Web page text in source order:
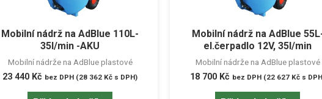
Mobilní nádrž na AdBlue 110L-
35l/min -AKU
Mobilní nádrže na AdBlue plastové
23 440 Kč bez DPH (28 362 Kč s DPH)
Mobilní nádrž na AdBlue
el.čerpadlo 12V, 35l/min
Mobilní nádrže na AdBlue plastové
18 700 Kč bez DPH (22 627 Kč s